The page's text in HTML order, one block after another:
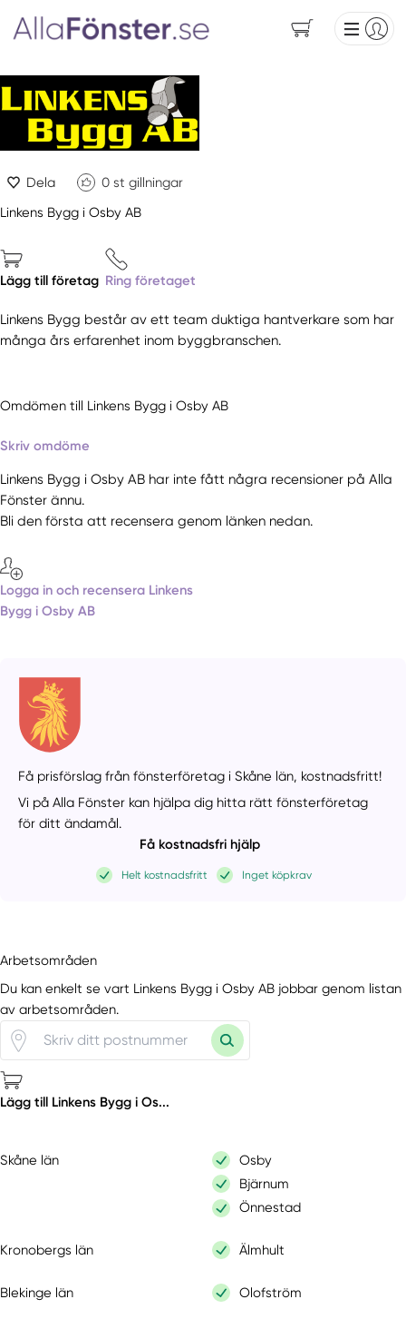
Dela 0 st gillningar
Linkens Bygg i Osby AB
Lägg till företag Ring företaget
Linkens Bygg består av ett team duktiga hantverkare som har
många års erfarenhet inom byggbranschen.
Omdömen till Linkens Bygg i Osby AB
Skriv omdöme
Linkens Bygg i Osby AB har inte fått några recensioner på Alla
Fönster ännu.
Bli den första att recensera genom länken nedan.
Logga in och recensera Linkens
Bygg i Osby AB
Få prisförslag från fönsterföretag i Skåne län, kostnadsfritt!
Vi på Alla Fönster kan hjälpa dig hitta rätt fönsterföretag
för ditt ändamål.
Få kostnadsfri hjälp
Helt kostnadsfritt Inget köpkrav
Arbetsområden
Du kan enkelt se vart Linkens Bygg i Osby AB jobbar genom listan
av arbetsområden.
Lägg till Linkens Bygg i Os...
Skåne län
Osby
Bjärnum
Önnestad
Kronobergs län Älmhult
Blekinge län Olofström